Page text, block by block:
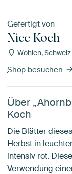
Gefertigt von
Nicc Koch
Wohlen, Schweiz
Shop besuchen
Über
Koch
Die Blätter
Herbst in
intensiv rot.
Verwendung